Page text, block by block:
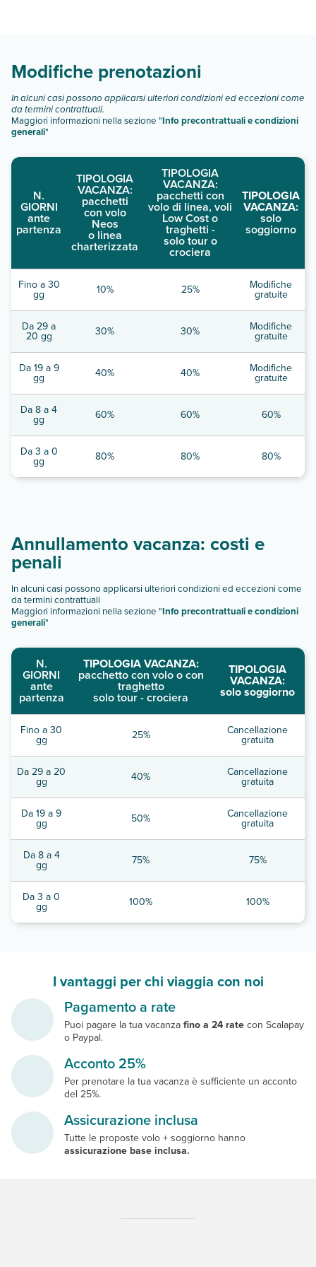
Modifiche prenotazioni
In alcuni casi possono applicarsi ulteriori condizioni ed eccezioni come
da termini contrattuali.
Maggiori informazioni nella sezione "Info precontrattuali e condizioni
generali"
N.
GIORNI
ante
partenza
TIPOLOGIA
VACANZA:
pacchetti
con volo
Neos
o linea
charterizzata
TIPOLOGIA
VACANZA:
pacchetti con
volo di linea, voli
Low Cost o
traghetti -
solo tour o
crociera
TIPOLOGIA
VACANZA:
solo
soggiorno
Fino a 30
gg 10% 25% Modifiche
gratuite
Da 29 a
20 gg 30% 30% Modifiche
gratuite
Da 19 a 9
gg 40% 40% Modifiche
gratuite
Da 8 a 4
gg 60% 60% 60%
Da 3 a 0
gg 80% 80% 80%
Annullamento vacanza: costi e
penali
In alcuni casi possono applicarsi ulteriori condizioni ed eccezioni come
da termini contrattuali
Maggiori informazioni nella sezione "Info precontrattuali e condizioni
generali"
N.
GIORNI
ante
partenza
TIPOLOGIA VACANZA:
pacchetto con volo o con
traghetto
solo tour - crociera
TIPOLOGIA
VACANZA:
solo soggiorno
Fino a 30
gg 25% Cancellazione
gratuita
Da 29 a 20
gg 40% Cancellazione
gratuita
Da 19 a 9
gg 50% Cancellazione
gratuita
Da 8 a 4
gg 75% 75%
Da 3 a 0
gg 100% 100%
I vantaggi per chi viaggia con noi
Pagamento a rate
Puoi pagare la tua vacanzafino a 24 ratecon Scalapay
o Paypal.
Acconto 25%
Per prenotare la tua vacanza è sufficiente un acconto
del 25%.
Assicurazione inclusa
Tutte le proposte volo + soggiorno hanno
assicurazione base inclusa.